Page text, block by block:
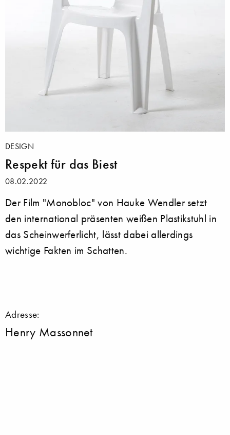
DESIGN
Respekt für das Biest
08.02.2022
Der Film "Monobloc" von Hauke Wendler setzt
den international präsenten weißen Plastikstuhl in
das Scheinwerferlicht, lässt dabei allerdings
wichtige Fakten im Schatten.
Adresse:
Henry Massonnet